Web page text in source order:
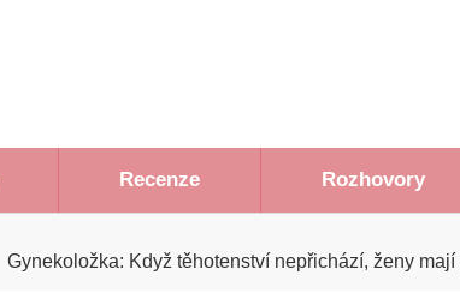
Recenze Rozhovory
Gynekoložka: Když těhotenství nepřichází, ženy